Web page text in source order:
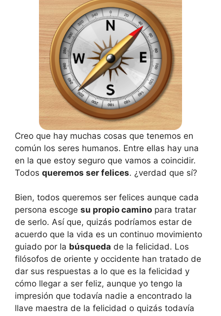
Creo que hay muchas cosas que tenemos en
común los seres humanos. Entre ellas hay una
en la que estoy seguro que vamos a coincidir.
Todos queremos ser felices. ¿verdad que sí?
Bien, todos queremos ser felices aunque cada
persona escoge su propio camino para tratar
de serlo. Así que, quizás podríamos estar de
acuerdo que la vida es un continuo movimiento
guiado por la búsqueda de la felicidad. Los
filósofos de oriente y occidente han tratado de
dar sus respuestas a lo que es la felicidad y
cómo llegar a ser feliz, aunque yo tengo la
impresión que todavía nadie a encontrado la
llave maestra de la felicidad o quizás todavía